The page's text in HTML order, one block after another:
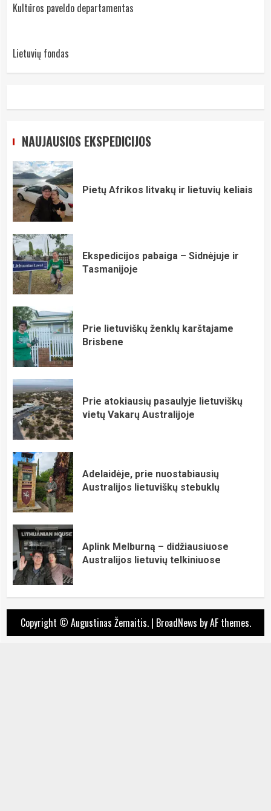
Kultūros paveldo departamentas
Lietuvių fondas
NAUJAUSIOS EKSPEDICIJOS
Pietų Afrikos litvakų ir lietuvių keliais
Ekspedicijos pabaiga – Sidnėjuje ir
Tasmanijoje
Prie lietuviškų ženklų karštajame
Brisbene
Prie atokiausių pasaulyje lietuviškų
vietų Vakarų Australijoje
Adelaidėje, prie nuostabiausių
Australijos lietuviškų stebuklų
Aplink Melburną – didžiausiuose
Australijos lietuvių telkiniuose
Copyright © Augustinas Žemaitis. | BroadNews by AF themes.